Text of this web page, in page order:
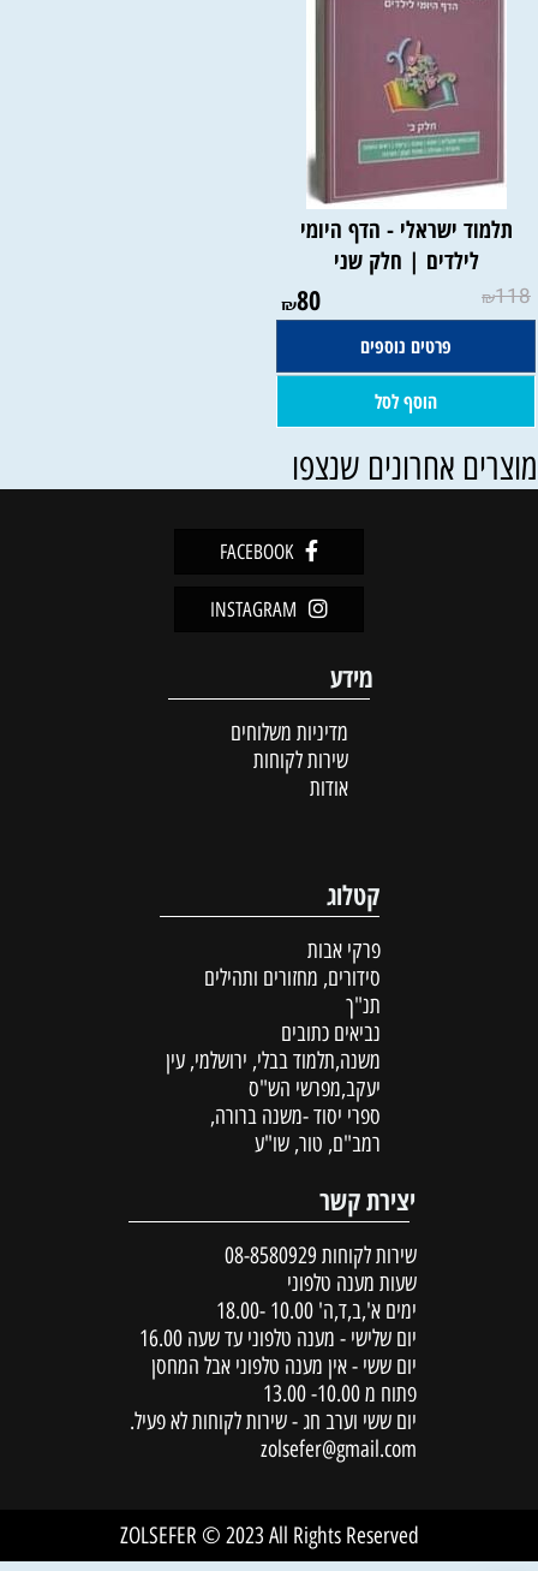
תלמוד ישראלי - הדף היומי
לילדים | חלק שני
₪118
₪80
פרטים נוספים
הוסף לסל
אחרונים שנצפו
FACEBOOK
INSTAGRAM
מידע
מדיניות משלוחים
שירות לקוחות
אודות
קטלוג
פרקי אבות
סידורים, מחזורים ותהילים
תנ"ך
נביאים כתובים
משנה,תלמוד בבלי, ירושלמי, עין
יעקב,מפרשי הש"ס
ספרי יסוד -משנה ברורה,
רמב"ם, טור, שו"ע
יצירת קשר
שירות לקוחות 08-8580929
שעות מענה טלפוני
ימים א',ב,ד,ה' 10.00 -18.00
יום שלישי - מענה טלפוני עד שעה 16.00
יום ששי - אין מענה טלפוני אבל המחסן
פתוח מ 10.00- 13.00
יום ששי וערב חג - שירות לקוחות לא פעיל.
zolsefer@gmail.com
ZOLSEFER © 2023 All Rights Reserved